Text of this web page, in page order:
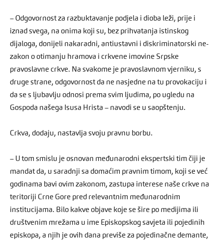
– Odgovornost za razbuktavanje podjela i dioba leži, prije i
iznad svega, na onima koji su, bez prihvatanja istinskog
dijaloga, donijeli nakaradni, antiustavni i diskriminatorski ne-
zakon o otimanju hramova i crkvene imovine Srpske
pravoslavne crkve. Na svakome je pravoslavnom vjerniku, s
druge strane, odgovornost da ne nasjedne na tu provokaciju i
da se s ljubavlju odnosi prema svim ljudima, po ugledu na
Gospoda našega Isusa Hrista – navodi se u saopštenju.
Crkva, dodaju, nastavlja svoju pravnu borbu.
– U tom smislu je osnovan međunarodni ekspertski tim čiji je
mandat da, u saradnji sa domaćim pravnim timom, koji se već
godinama bavi ovim zakonom, zastupa interese naše crkve na
teritoriji Crne Gore pred relevantnim međunarodnim
institucijama. Bilo kakve objave koje se šire po medijima ili
društvenim mrežama u ime Episkopskog savjeta ili pojedinih
episkopa, a njih je ovih dana previše za pojedinačne demante,